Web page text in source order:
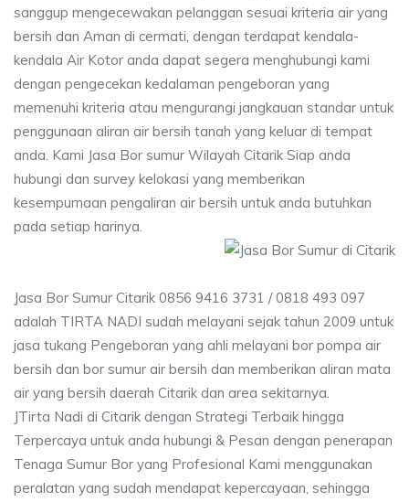
sanggup mengecewakan pelanggan sesuai kriteria air yang
bersih dan Aman di cermati, dengan terdapat kendala-
kendala Air Kotor anda dapat segera menghubungi kami
dengan pengecekan kedalaman pengeboran yang
memenuhi kriteria atau mengurangi jangkauan standar untuk
penggunaan aliran air bersih tanah yang keluar di tempat
anda. Kami Jasa Bor sumur Wilayah Citarik Siap anda
hubungi dan survey kelokasi yang memberikan
kesempurnaan pengaliran air bersih untuk anda butuhkan
pada setiap harinya.
Jasa Bor Sumur Citarik 0856 9416 3731 / 0818 493 097
adalah TIRTA NADI sudah melayani sejak tahun 2009 untuk
jasa tukang Pengeboran yang ahli melayani bor pompa air
bersih dan bor sumur air bersih dan memberikan aliran mata
air yang bersih daerah Citarik dan area sekitarnya.
JTirta Nadi di Citarik dengan Strategi Terbaik hingga
Terpercaya untuk anda hubungi & Pesan dengan penerapan
Tenaga Sumur Bor yang Profesional Kami menggunakan
peralatan yang sudah mendapat kepercayaan, sehingga